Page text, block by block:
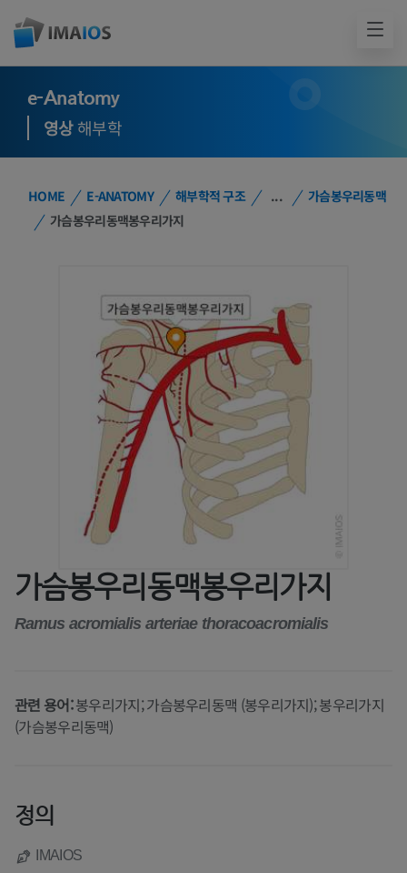
e-Anatomy
영상해부학
HOME E-ANATOMY 해부학적 구조 ...
가슴봉우리동맥
가슴봉우리동맥봉우리가지
가슴봉우리동맥봉우리가지
Ramus acromialis arteriae thoracoacromialis
관련 용어:봉우리가지; 가슴봉우리동맥 (봉우리가지); 봉우리가지
(가슴봉우리동맥)
정의
IMAIOS